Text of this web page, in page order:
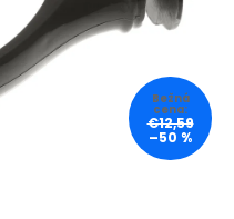
€12,59
–50 %